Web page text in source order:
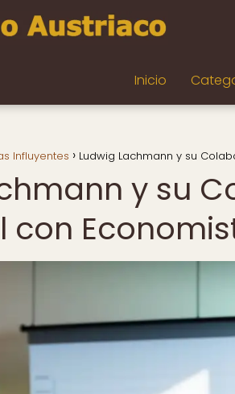
Inicio
Influyentes Ludwig Lachmann y su
y su
con